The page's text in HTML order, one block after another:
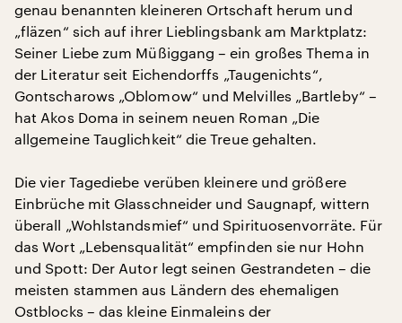
genau benannten kleineren Ortschaft herum und
„fläzen“ sich auf ihrer Lieblingsbank am Marktplatz:
Seiner Liebe zum Müßiggang – ein großes Thema in
der Literatur seit Eichendorffs „Taugenichts“,
Gontscharows „Oblomow“ und Melvilles „Bartleby“ –
hat Akos Doma in seinem neuen Roman „Die
allgemeine Tauglichkeit“ die Treue gehalten.
Die vier Tagediebe verüben kleinere und größere
Einbrüche mit Glasschneider und Saugnapf, wittern
überall „Wohlstandsmief“ und Spirituosenvorräte. Für
das Wort „Lebensqualität“ empfinden sie nur Hohn
und Spott: Der Autor legt seinen Gestrandeten – die
meisten stammen aus Ländern des ehemaligen
Ostblocks – das kleine Einmaleins der